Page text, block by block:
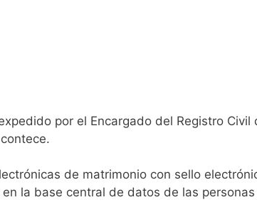
por el Encargado del Registro
de matrimonio con sello
la base central de datos de las